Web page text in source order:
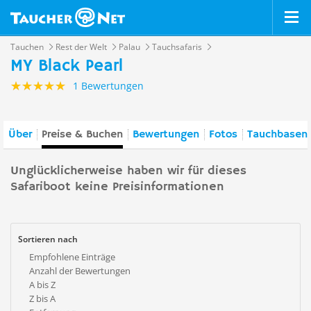
Tauchen Rest der Welt Palau Tauchsafaris
MY Black Pearl
1 Bewertungen
Über Preise & Buchen Bewertungen Fotos
Unglücklicherweise haben wir für dieses
Safariboot keine Preisinformationen
Sortieren nach
Empfohlene Einträge
Anzahl der Bewertungen
A bis Z
Z bis A